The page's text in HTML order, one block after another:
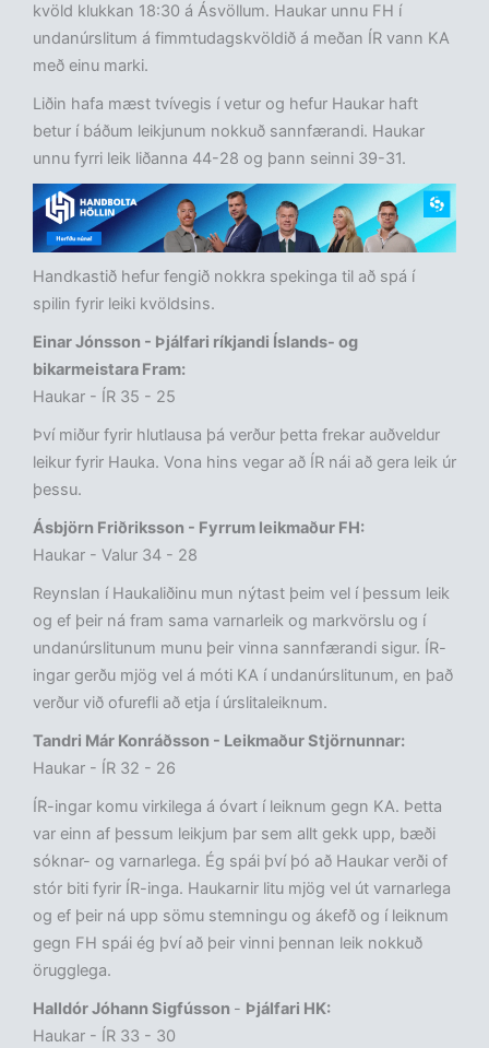
kvöld klukkan 18:30 á Ásvöllum. Haukar unnu FH í
undanúrslitum á fimmtudagskvöldið á meðan ÍR vann KA
með einu marki.
Liðin hafa mæst tvívegis í vetur og hefur Haukar haft
betur í báðum leikjunum nokkuð sannfærandi. Haukar
unnu fyrri leik liðanna 44-28 og þann seinni 39-31.
Handkastið hefur fengið nokkra spekinga til að spá í
spilin fyrir leiki kvöldsins.
Einar Jónsson - Þjálfari ríkjandi Íslands- og
bikarmeistara Fram:
Haukar - ÍR 35 - 25
Því miður fyrir hlutlausa þá verður þetta frekar auðveldur
leikur fyrir Hauka. Vona hins vegar að ÍR nái að gera leik úr
þessu.
Ásbjörn Friðriksson - Fyrrum leikmaður FH:
Haukar - Valur 34 - 28
Reynslan í Haukaliðinu mun nýtast þeim vel í þessum leik
og ef þeir ná fram sama varnarleik og markvörslu og í
undanúrslitunum munu þeir vinna sannfærandi sigur. ÍR-
ingar gerðu mjög vel á móti KA í undanúrslitunum, en það
verður við ofurefli að etja í úrslitaleiknum.
Tandri Már Konráðsson - Leikmaður Stjörnunnar:
Haukar - ÍR 32 - 26
ÍR-ingar komu virkilega á óvart í leiknum gegn KA. Þetta
var einn af þessum leikjum þar sem allt gekk upp, bæði
sóknar- og varnarlega. Ég spái því þó að Haukar verði of
stór biti fyrir ÍR-inga. Haukarnir litu mjög vel út varnarlega
og ef þeir ná upp sömu stemningu og ákefð og í leiknum
gegn FH spái ég því að þeir vinni þennan leik nokkuð
örugglega.
Halldór Jóhann Sigfússon - Þjálfari HK:
Haukar - ÍR 33 - 30